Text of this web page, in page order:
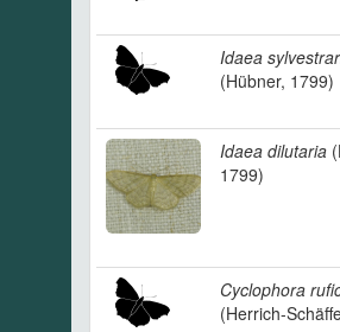
Idaea
(Hübner, 1799)
Idaea dilutaria
1799)
Cyclophora
(Herrich-